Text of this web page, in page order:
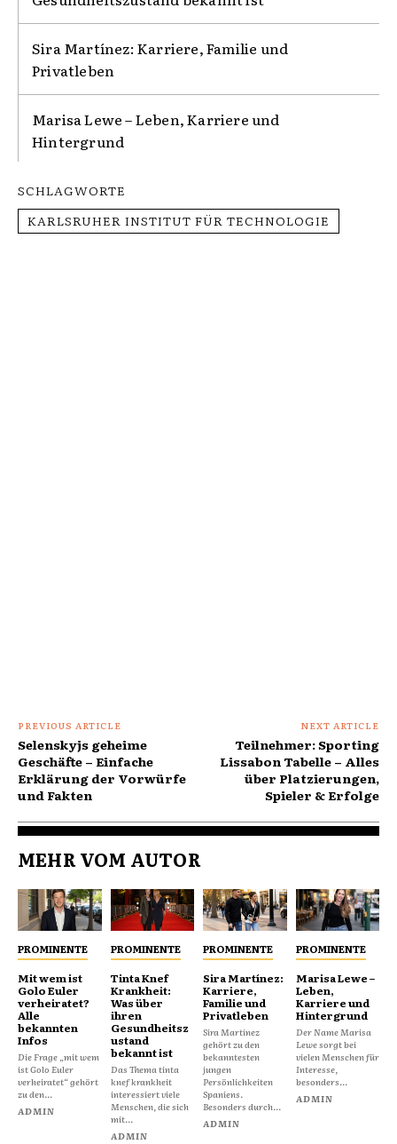
Sira Martínez: Karriere, Familie und
Privatleben
Marisa Lewe – Leben, Karriere und
Hintergrund
SCHLAGWORTE
KARLSRUHER INSTITUT FÜR TECHNOLOGIE
PREVIOUS ARTICLE
Selenskyjs geheime
Geschäfte – Einfache
Erklärung der Vorwürfe
und Fakten
NEXT ARTICLE
Teilnehmer: Sporting
Lissabon Tabelle – Alles
über Platzierungen,
Spieler & Erfolge
MEHR VOM AUTOR
PROMINENTE
Mit wem ist
Golo Euler
verheiratet?
Alle
bekannten
Infos
Die Frage „mit wem
ist Golo Euler
verheiratet“ gehört
zu den...
ADMIN
PROMINENTE
Tinta Knef
Krankheit:
Was über
ihren
Gesundheitsz
ustand
bekannt ist
Das Thema tinta
knef krankheit
interessiert viele
Menschen, die sich
mit...
ADMIN
PROMINENTE
Sira Martínez:
Karriere,
Familie und
Privatleben
Sira Martínez
gehört zu den
bekanntesten
jungen
Persönlichkeiten
Spaniens.
Besonders durch...
ADMIN
PROMINENTE
Marisa Lewe –
Leben,
Karriere und
Hintergrund
Der Name Marisa
Lewe sorgt bei
vielen Menschen für
Interesse,
besonders...
ADMIN